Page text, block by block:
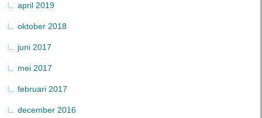
april 2019
oktober 2018
juni 2017
mei 2017
februari 2017
december 2016